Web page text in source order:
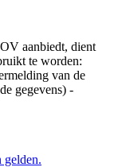
aanbiedt, dient
te worden:
van de
gegevens) -
gelden.